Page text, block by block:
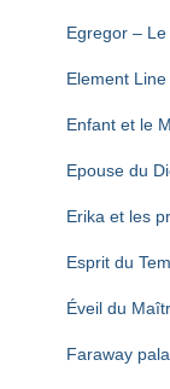
Egregor –
Element Line
Enfant et le
Epouse du
Erika et les
Esprit du
Éveil du
Faraway